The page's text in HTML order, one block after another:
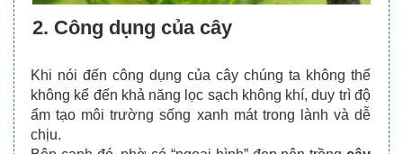
2. Công dụng của cây
Khi nói đến công dụng của cây chúng ta không thể
không kể đến khả năng lọc sạch không khí, duy trì độ
ẩm tạo môi trường sống xanh mát trong lành và dễ
chịu.